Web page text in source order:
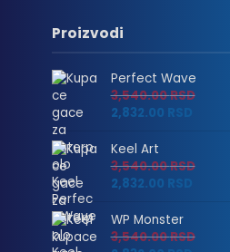
Proizvodi
Perfect Wave
3,540.00RSD
2,832.00 RSD
Keel Art
3,540.00RSD
2,832.00 RSD
WP Monster
3,540.00RSD